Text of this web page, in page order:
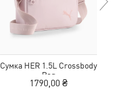
Сумка HER 1.5L Crossbody
Bag
1790,00 ₴